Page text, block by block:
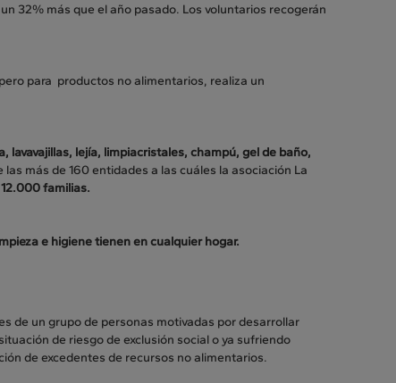
32% más que el año pasado. Los voluntarios recogerán
para productos no alimentarios, realiza un
lavavajillas, lejía, limpiacristales, champú, gel de baño,
más de 160 entidades a las cuáles la asociación La
familias.
e higiene tienen en cualquier hogar.
de un grupo de personas motivadas por desarrollar
de riesgo de exclusión social o ya sufriendo
de excedentes de recursos no alimentarios.